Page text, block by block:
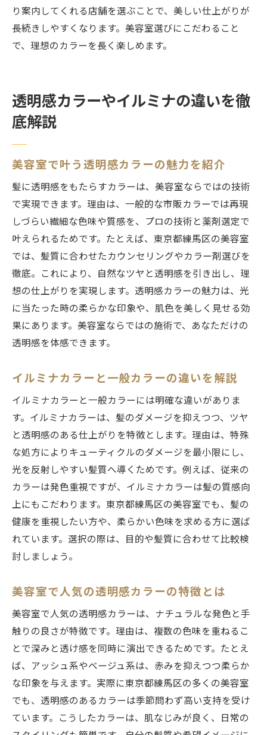
り案内してくれる店舗を選ぶことで、美しい仕上がりが
長続きしやすくなります。美容室選びにこだわること
で、理想のカラーを長く楽しめます。
透明感カラーやイルミナの違いを徹
底解説
美容室で叶う透明感カラーの魅力を紹介
髪に透明感をもたらすカラーは、美容室ならではの技術
で実現できます。理由は、一般的な市販カラーでは再現
しづらい繊細な色味や質感を、プロの技術と薬剤選定で
叶えられるためです。たとえば、東京都練馬区の美容室
では、髪質に合わせたカウンセリングやカラー剤選びを
徹底。これにより、自然なツヤと透明感を引き出し、理
想の仕上がりを実現します。透明感カラーの魅力は、光
に当たった時の柔らかな印象や、肌色を美しく見せる効
果にあります。美容室ならではの施術で、あなただけの
透明感を体感できます。
イルミナカラーと一般カラーの違いを解説
イルミナカラーと一般カラーには明確な違いがありま
す。イルミナカラーは、髪のダメージを抑えつつ、ツヤ
と透明感のある仕上がりを特徴とします。理由は、特殊
な処方によりキューティクルのダメージを最小限にし、
光を反射しやすい髪質へ導くためです。例えば、従来の
カラーは発色重視ですが、イルミナカラーは髪の質感向
上にもこだわります。東京都練馬区の美容室でも、髪の
健康を重視したい方や、柔らかい色味を求める方に選ば
れています。選択の際は、目的や髪質に合わせて比較検
討しましょう。
美容室で人気の透明感カラーの特徴とは
美容室で人気の透明感カラーは、ナチュラルな発色と手
触りの良さが特徴です。理由は、複数の色味を重ねるこ
とで深みと透け感を同時に演出できるためです。たとえ
ば、アッシュ系やベージュ系は、赤みを抑えつつ柔らか
な印象を与えます。実際に東京都練馬区の多くの美容室
でも、透明感のあるカラーは季節問わず高い支持を受け
ています。こうしたカラーは、肌なじみが良く、日常の